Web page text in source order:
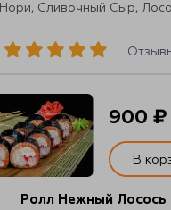
Нори, Сливочный Сыр,
Ролл Нежный Лосось
900 ₽
В